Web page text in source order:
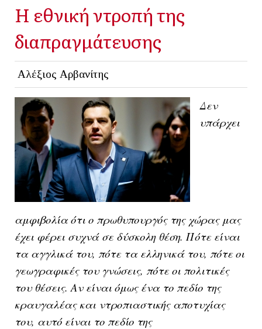
Η εθνική ντροπή της
διαπραγμάτευσης
Αλέξιος Αρβανίτης
Δεν
υπάρχει
αμφιβολία ότι ο πρωθυπουργός της χώρας μας
έχει φέρει συχνά σε δύσκολη θέση. Πότε είναι
τα αγγλικά του, πότε τα ελληνικά του, πότε οι
γεωγραφικές του γνώσεις, πότε οι πολιτικές
του θέσεις. Αν είναι όμως ένα το πεδίο της
κραυγαλέας και ντροπιαστικής αποτυχίας
του, αυτό είναι το πεδίο της